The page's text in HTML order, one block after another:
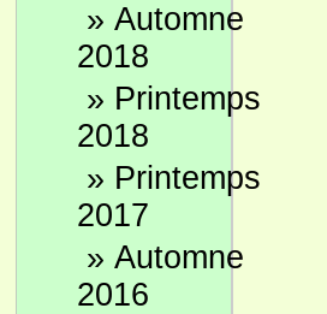
» Automne
2018
» Printemps
2018
» Printemps
2017
» Automne
2016